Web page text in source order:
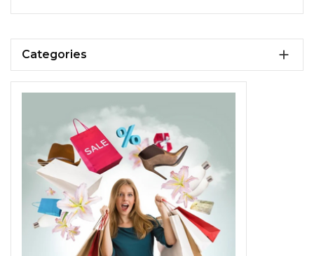
Categories 